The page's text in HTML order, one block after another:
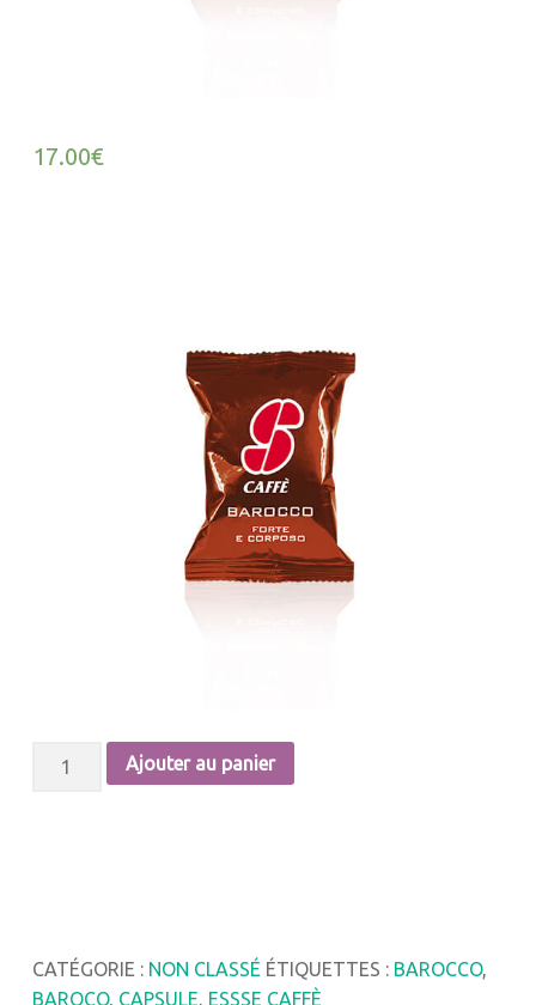
17.00€
Ajouter au panier
CATÉGORIE : NON CLASSÉ ÉTIQUETTES : BAROCCO,
BAROCO, CAPSULE, ESSSE CAFFÈ